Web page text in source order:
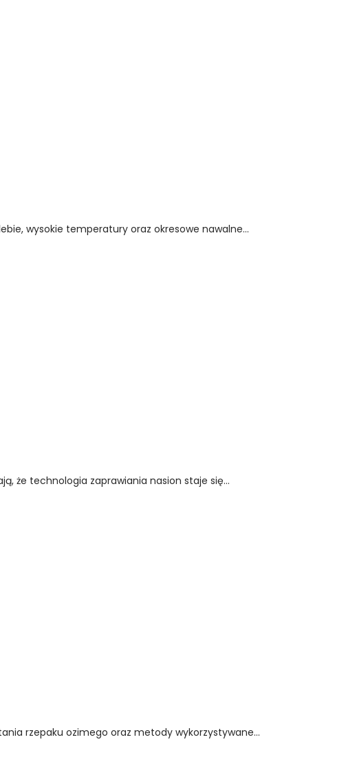
wysokie temperatury oraz okresowe nawalne...
że technologia zaprawiania nasion staje się...
rzepaku ozimego oraz metody wykorzystywane...